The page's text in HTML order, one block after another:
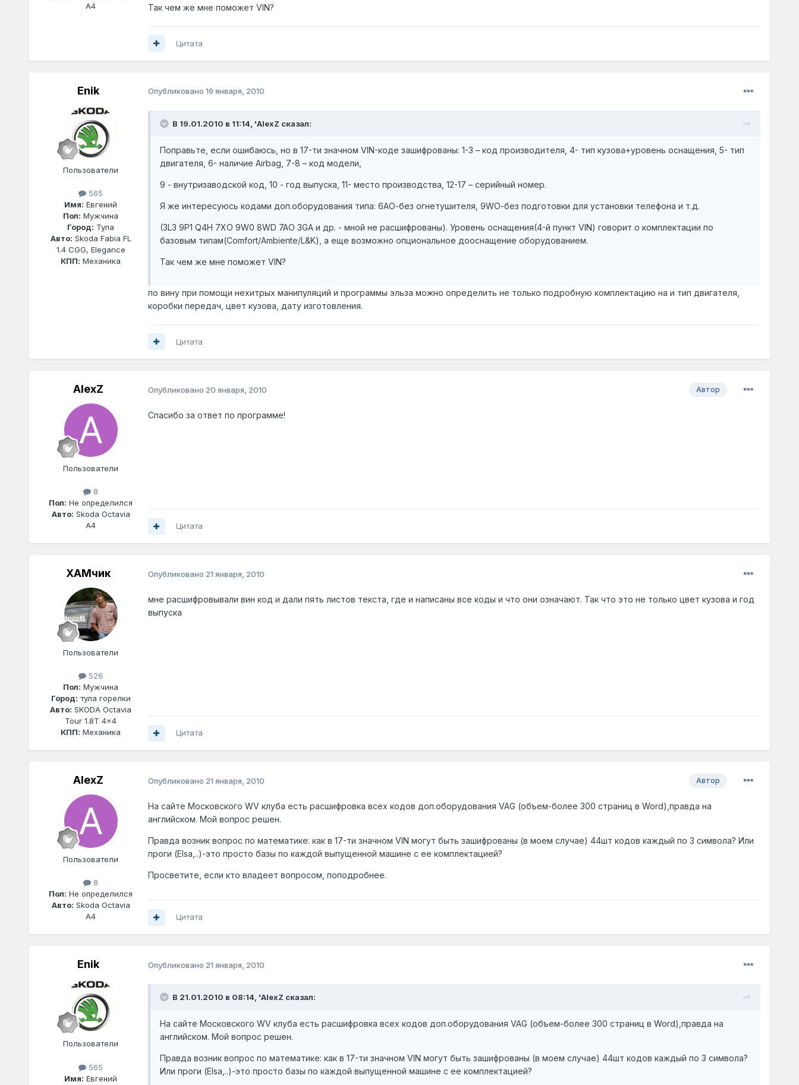
A4
Так чем же мне поможет VIN?
Цитата
Enik
Пользователи
565
Имя: Евгений
Пол: Мужчина
Город: Тула
Авто: Skoda Fabia FL
1.4 CGG, Elegance
КПП: Механика
Опубликовано 19 января, 2010
В 19.01.2010 в 11:14, 'AlexZ сказал:
Поправьте, если ошибаюсь, но в 17-ти значном VIN-коде зашифрованы: 1-3 – код производителя, 4- тип кузова+уровень оснащения, 5- тип
двигателя, 6- наличие Airbag, 7-8 – код модели,
9 - внутризаводской код, 10 - год выпуска, 11- место производства, 12-17 – серийный номер.
Я же интересуюсь кодами доп.оборудования типа: 6АО-без огнетушителя, 9WО-без подготовки для установки телефона и т.д.
(3L3 9P1 Q4H 7XO 9W0 8WD 7AO 3GA и др. - мной не расшифрованы). Уровень оснащения(4-й пункт VIN) говорит о комплектации по
базовым типам(Comfort/Ambiente/L&K), а еще возможно опциональное дооснащение оборудованием.
Так чем же мне поможет VIN?
по вину при помощи нехитрых манипуляций и программы эльза можно определить не только подробную комплектацию на и тип двигателя,
коробки передач, цвет кузова, дату изготовления.
Цитата
AlexZ
Пользователи
8
Пол: Не определился
Авто: Skoda Octavia
A4
Автор
Опубликовано 20 января, 2010
Спасибо за ответ по программе!
Цитата
ХАМчик
Пользователи
526
Пол: Мужчина
Город: тула горелки
Авто: SKODA Octavia
Tour 1.8T 4x4
КПП: Механика
Опубликовано 21 января, 2010
мне расшифровывали вин код и дали пять листов текста, где и написаны все коды и что они означают. Так что это не только цвет кузова и год
выпуска
Цитата
AlexZ
Пользователи
8
Пол: Не определился
Авто: Skoda Octavia
A4
Автор
Опубликовано 21 января, 2010
На сайте Московского WV клуба есть расшифровка всех кодов доп.оборудования VAG (объем-более 300 страниц в Word),правда на
английском. Мой вопрос решен.
Правда возник вопрос по математике: как в 17-ти значном VIN могут быть зашифрованы (в моем случае) 44шт кодов каждый по 3 символа? Или
проги (Elsa,..)-это просто базы по каждой выпущенной машине с ее комплектацией?
Просветите, если кто владеет вопросом, поподробнее.
Цитата
Enik
Пользователи
565
Имя: Евгений
Опубликовано 21 января, 2010
В 21.01.2010 в 08:14, 'AlexZ сказал:
На сайте Московского WV клуба есть расшифровка всех кодов доп.оборудования VAG (объем-более 300 страниц в Word),правда на
английском. Мой вопрос решен.
Правда возник вопрос по математике: как в 17-ти значном VIN могут быть зашифрованы (в моем случае) 44шт кодов каждый по 3 символа?
Или проги (Elsa,..)-это просто базы по каждой выпущенной машине с ее комплектацией?